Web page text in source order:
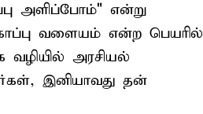
அளிப்போம்" என்று
வளையம் என்ற பெயரில்
வழியில் அரசியல்
இனியாவது தன்